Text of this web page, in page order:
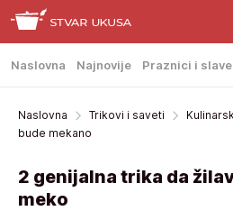
Naslovna Najnovije Praznici i slave
Naslovna Trikovi i saveti
bude mekano
2 genijalna trika da
meko